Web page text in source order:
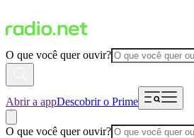
O que você quer ouvir?
Abrir a appDescobrir o Prime
O que você quer ouvir?